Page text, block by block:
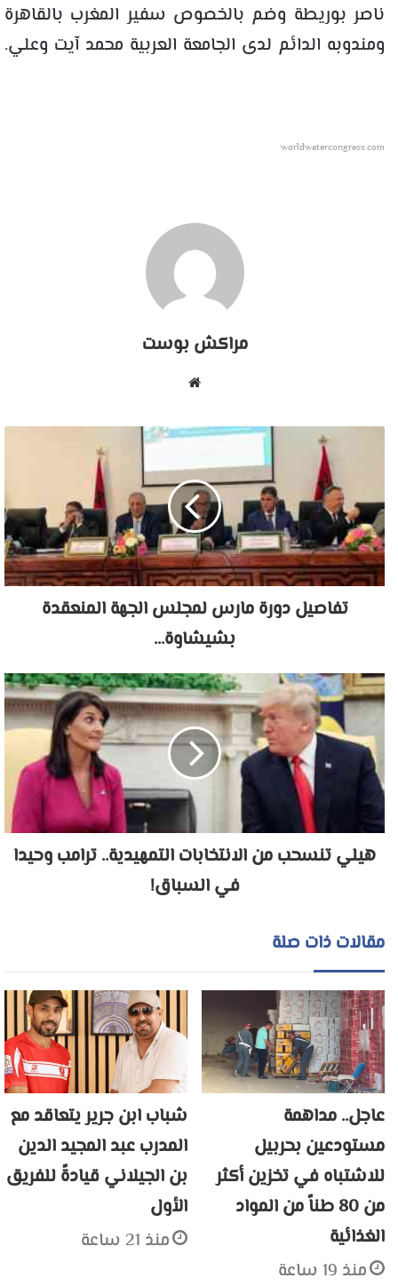
ناصر بوريطة وضم بالخصوص سفير المغرب بالقاهرة
ومندوبه الدائم لدى الجامعة العربية محمد آيت وعلي.
worldwatercongress.com
مراكش بوست
تفاصيل دورة مارس لمجلس الجهة المنعقدة
بشيشاوة...
هيلي تنسحب من الانتخابات التمهيدية.. ترامب وحيدا
في السباق!
مقالات ذات صلة
عاجل.. مداهمة
مستودعين بحربيل
للاشتباه في تخزين أكثر
من 80 طناً من المواد
الغذائية
منذ 19 ساعة
شباب ابن جرير يتعاقد مع
المدرب عبد المجيد الدين
بن الجيلاني قيادةً للفريق
الأول
منذ 21 ساعة